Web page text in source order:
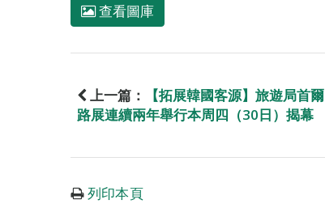
查看圖庫
上一篇：
【拓展韓國客源】旅遊局首爾
路展連續兩年舉行本周四（30日）揭幕
列印本頁